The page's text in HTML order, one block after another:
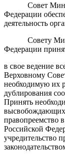
Совет
Федерации
деятельность
Совету
Федерации
в свое ведение
Верховному
необходимую их
дублирования
Принять
правопреемство
Российской
учредительство